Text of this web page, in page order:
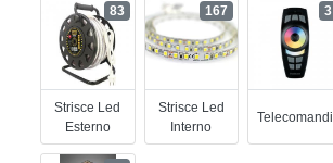
Strisce Led
Esterno
83
Strisce Led
Interno
167
Telecomandi
3